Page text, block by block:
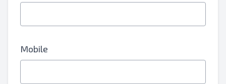
Mobile